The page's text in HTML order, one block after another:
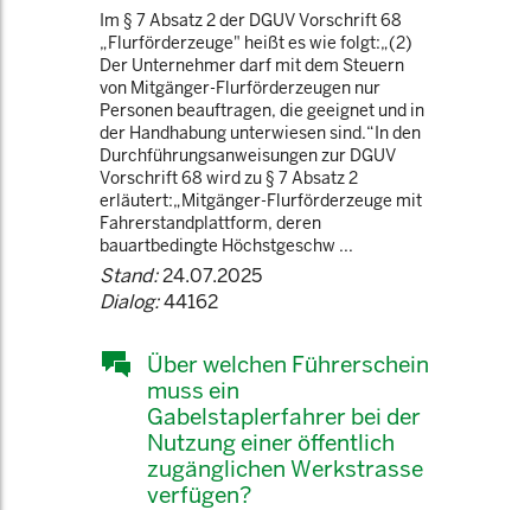
Im § 7 Absatz 2 der DGUV Vorschrift 68
„Flurförderzeuge" heißt es wie folgt:„(2)
Der Unternehmer darf mit dem Steuern
von Mitgänger-Flurförderzeugen nur
Personen beauftragen, die geeignet und in
der Handhabung unterwiesen sind.“In den
Durchführungsanweisungen zur DGUV
Vorschrift 68 wird zu § 7 Absatz 2
erläutert:„Mitgänger-Flurförderzeuge mit
Fahrerstandplattform, deren
bauartbedingte Höchstgeschw ...
Stand:24.07.2025
Dialog:44162
Über welchen Führerschein
muss ein
Gabelstaplerfahrer bei der
Nutzung einer öffentlich
zugänglichen Werkstrasse
verfügen?